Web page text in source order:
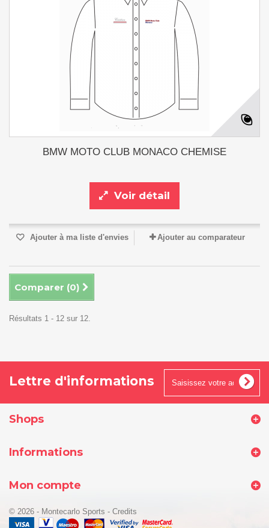
BMW MOTO CLUB MONACO CHEMISE
Voir détail
Ajouter à ma liste d'envies Ajouter au comparateur
Comparer (0)
Résultats 1 - 12 sur 12.
Lettre d'informations
Shops
Informations
© 2026 - Montecarlo Sports - Credits
Mon compte